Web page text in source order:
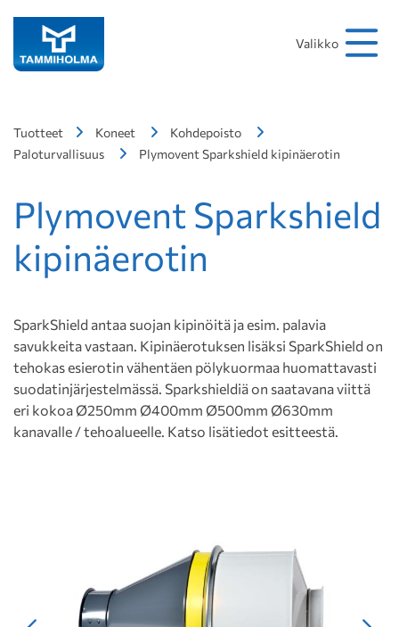
Valikko
Tuotteet Koneet
Kohdepoisto
Paloturvallisuus
Plymovent Sparkshield kipinäerotin
Plymovent Sparkshield
kipinäerotin
SparkShield antaa suojan kipinöitä ja esim. palavia
savukkeita vastaan. Kipinäerotuksen lisäksi SparkShield on
tehokas esierotin vähentäen pölykuormaa huomattavasti
suodatinjärjestelmässä. Sparkshieldiä on saatavana viittä
eri kokoa Ø250mm Ø400mm Ø500mm Ø630mm
kanavalle / tehoalueelle. Katso lisätiedot esitteestä.